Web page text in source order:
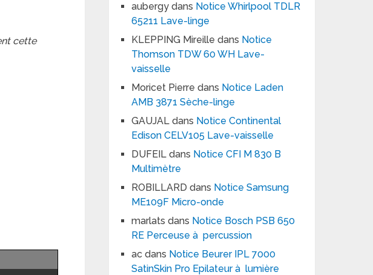
cette
aubergy dans Notice Whirlpool TDLR
65211 Lave-linge
KLEPPING Mireille dans Notice
Thomson TDW 60 WH Lave-
vaisselle
Moricet Pierre dans Notice Laden
AMB 3871 Sèche-linge
GAUJAL dans Notice Continental
Edison CELV105 Lave-vaisselle
DUFEIL dans Notice CFI M 830 B
Multimètre
ROBILLARD dans Notice Samsung
ME109F Micro-onde
marlats dans Notice Bosch PSB 650
RE Perceuse à percussion
ac dans Notice Beurer IPL 7000
SatinSkin Pro Epilateur à lumière